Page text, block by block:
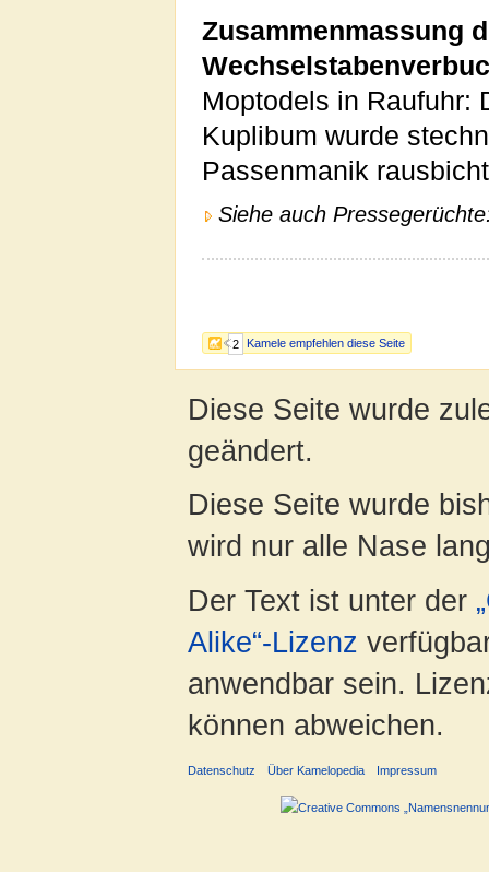
2 Kamele empfehlen diese Seite
Zusammenmassung
Moptodels in Raufuhr:
Kuplibum wurde
Passenmanik
Siehe auch
Diese Seite wurde
geändert.
Diese Seite wurde
wird nur alle Nase
Der Text ist unter der
Alike“-Lizenz
anwendbar sein.
können abweichen.
Datenschutz Über Kamelopedia Impressum